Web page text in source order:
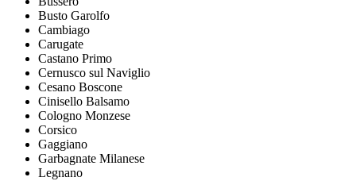
Busto Garolfo
Cambiago
Carugate
Castano Primo
Cernusco sul Naviglio
Cesano Boscone
Cinisello Balsamo
Cologno Monzese
Corsico
Gaggiano
Garbagnate Milanese
Legnano